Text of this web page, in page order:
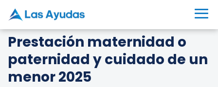
Prestación maternidad o
paternidad y cuidado de un
menor 2025